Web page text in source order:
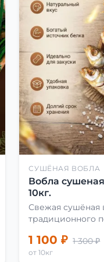
СУШЁНАЯ ВОБЛА
Вобла
10кг.
Свежая сушёная
традиционного
1 100 ₽ 1 300 ₽
от 10кг